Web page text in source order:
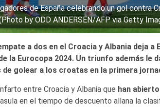
de España celebrando un gol contra
by ODD ANDERSEN/AFP via Getty
a dos en el Croacia y Albania deja
la Eurocopa 2024. Un triunfo además le
de golear a los croatas en la primera
entre Croacia y Albania que han
en el tiempo de descuento allana la